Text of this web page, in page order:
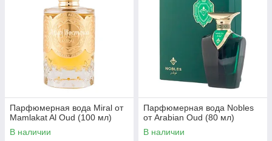
Парфюмерная вода Miral от
Mamlakat Al Oud (100 мл)
В наличии
Парфюмерная вода Nobles
от Arabian Oud (80 мл)
В наличии